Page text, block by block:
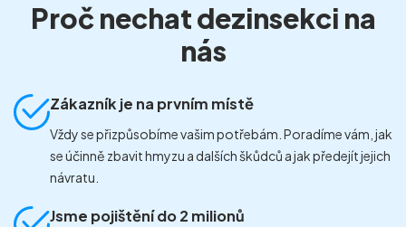
Proč nechat dezinsekci na
nás
Zákazník je na prvním místě
Vždy se přizpůsobíme vašim potřebám. Poradíme vám, jak
se účinně zbavit hmyzu a dalších škůdců a jak předejít jejich
návratu.
Jsme pojištění do 2 milionů